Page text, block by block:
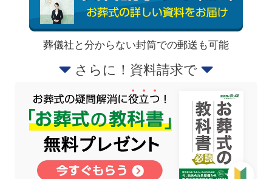
葬儀社と分からない封筒での郵送も可能
さらに！資料請求で